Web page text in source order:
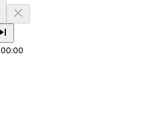
00:00